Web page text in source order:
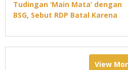
Tudingan ‘Main Mata’ dengan
BSG, Sebut RDP Batal Karena
View